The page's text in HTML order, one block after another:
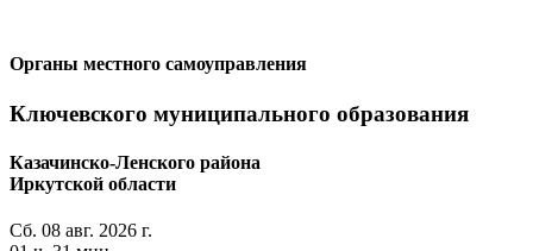
Органы местного самоуправления
Ключевского муниципального образования
Казачинско-Ленского района
Иркутской области
Сб. 08 авг. 2026 г.